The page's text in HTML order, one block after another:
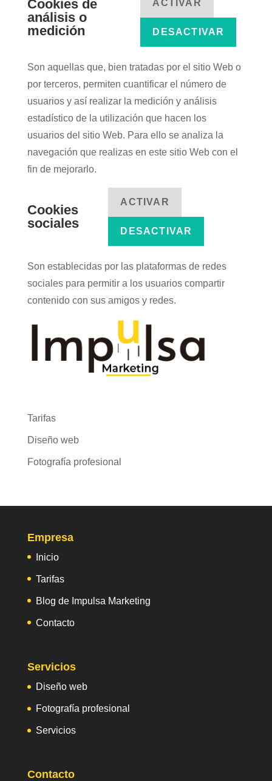
Cookies de
análisis o
medición
ACTIVAR
DESACTIVAR
Son aquellas que, bien tratadas por el sitio Web o
por terceros, permiten cuantificar el número de
usuarios y así realizar la medición y análisis
estadístico de la utilización que hacen los
usuarios del sitio Web. Para ello se analiza la
navegación que realizas en este sitio Web con el
fin de mejorarlo.
Cookies
sociales
ACTIVAR
DESACTIVAR
Son establecidas por las plataformas de redes
sociales para permitir a los usuarios compartir
contenido con sus amigos y redes.
Tarifas
Diseño web
Fotografía profesional
Empresa
Inicio
Tarifas
Blog de Impulsa Marketing
Contacto
Servicios
Diseño web
Fotografía profesional
Servicios
Contacto